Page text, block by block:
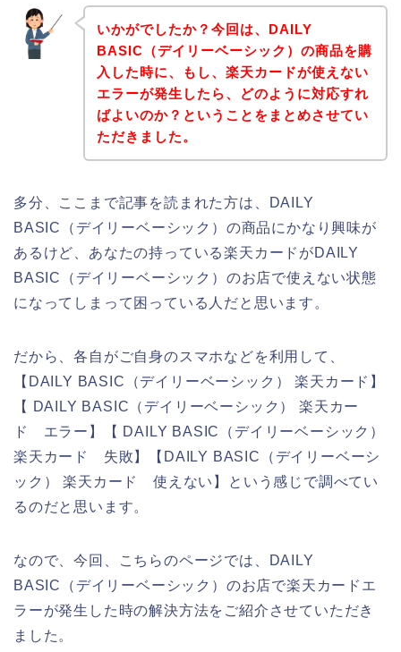
いかがでしたか？今回は、DAILY
BASIC（デイリーベーシック）の商品を購
入した時に、もし、楽天カードが使えない
エラーが発生したら、どのように対応すれ
ばよいのか？ということをまとめさせてい
ただきました。
多分、ここまで記事を読まれた方は、DAILY
BASIC（デイリーベーシック）の商品にかなり興味が
あるけど、あなたの持っている楽天カードがDAILY
BASIC（デイリーベーシック）のお店で使えない状態
になってしまって困っている人だと思います。
だから、各自がご自身のスマホなどを利用して、
【DAILY BASIC（デイリーベーシック） 楽天カード】
【 DAILY BASIC（デイリーベーシック） 楽天カー
ド エラー】【 DAILY BASIC（デイリーベーシック）
楽天カード 失敗】【DAILY BASIC（デイリーベーシ
ック） 楽天カード 使えない】という感じで調べてい
るのだと思います。
なので、今回、こちらのページでは、DAILY
BASIC（デイリーベーシック）のお店で楽天カードエ
ラーが発生した時の解決方法をご紹介させていただき
ました。